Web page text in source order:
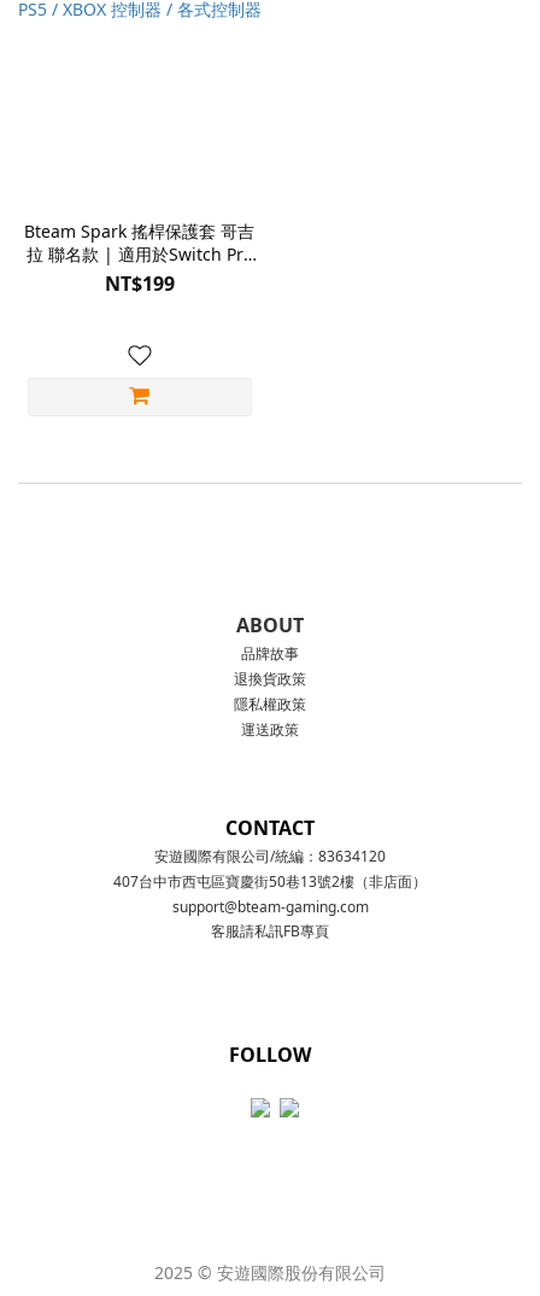
Bteam Spark 搖桿保護套 哥吉
拉 聯名款 | 適用於Switch Pro
/ PS5 / XBOX 控制器 / 各式控
制器
NT$199
ABOUT
品牌故事
退換貨政策
隱私權政策
運送政策
CONTACT
安遊國際有限公司/統編：83634120
407台中市西屯區寶慶街50巷13號2樓（非店面）
support@bteam-gaming.com
客服請私訊FB專頁
FOLLOW
2025 © 安遊國際股份有限公司